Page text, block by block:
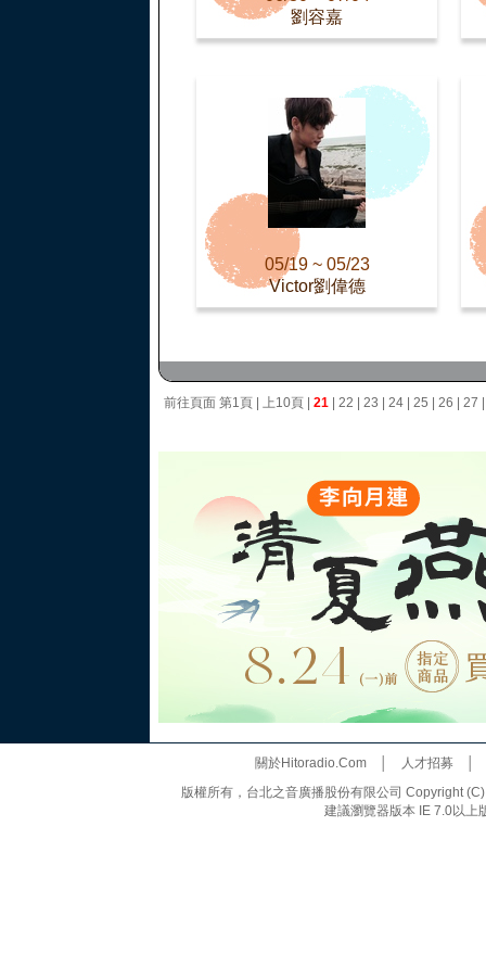
劉容嘉
05/19 ~ 05/23
Victor劉偉德
前往頁面 第1頁 上10頁 21 22 23 24 25 26 27
關於Hitoradio.Com│ 人才招募
版權所有，台北之音廣播股份有限公司 Copyright
建議瀏覽器版本 IE 7.0以上